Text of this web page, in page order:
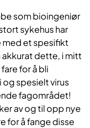
som bioingeniør
sykehus har
med et spesifikt
dette, i mitt
for å bli
spesielt virus
fagområdet!
av og til opp nye
for å fange disse